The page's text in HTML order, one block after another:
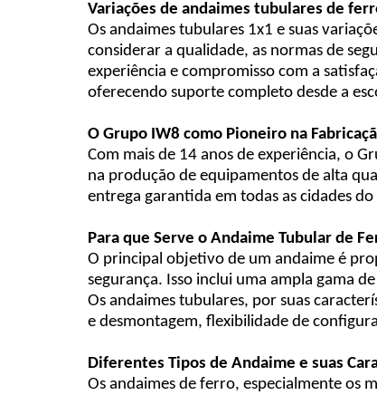
Variações de andaimes tubulares de
Os andaimes tubulares 1x1 e suas
considerar a qualidade, as normas de
experiência e compromisso com a
oferecendo suporte completo desde a
O Grupo IW8 como Pioneiro na
Com mais de 14 anos de experiência, o
na produção de equipamentos de alta
entrega garantida em todas as cidades do
Para que Serve o Andaime Tubular de
O principal objetivo de um andaime é
segurança. Isso inclui uma ampla gama
Os andaimes tubulares, por suas
e desmontagem, flexibilidade de
Diferentes Tipos de Andaime e suas
Os andaimes de ferro, especialmente os